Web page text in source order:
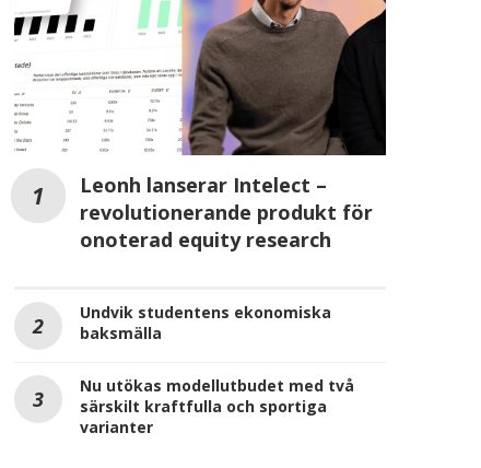
Orterna där svenskarna bor
Leonh lanserar Intelect –
revolutionerande produkt för
onoterad equity research
Undvik studentens ekonomiska
baksmälla
Nu utökas modellutbudet med två
särskilt kraftfulla och sportiga
varianter